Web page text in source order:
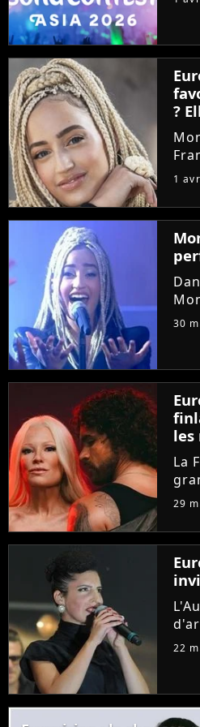
?
1
"C
30
les
La
la
29
22